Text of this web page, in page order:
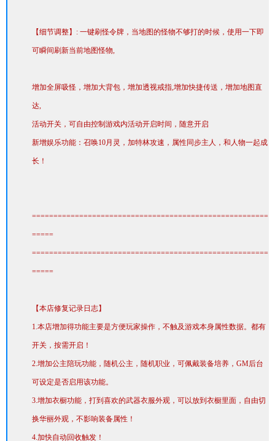
【细节调整】: 一键刷怪令牌，当地图的怪物不够打的时候，使用一下即
可瞬间刷新当前地图怪物,
增加全屏吸怪，增加大背包，增加透视戒指,增加快捷传送，增加地图直
达,
活动开关，可自由控制游戏内活动开启时间，随意开启
新增娱乐功能：召唤10月灵，加特林攻速，属性同步主人，和人物一起成
长！
=======================================================
=====
=======================================================
=====
【本店修复记录日志】
1.本店增加得功能主要是方便玩家操作，不触及游戏本身属性数据。都有
开关，按需开启！
2.增加公主陪玩功能，随机公主，随机职业，可佩戴装备培养，GM后台
可设定是否启用该功能。
3.增加衣橱功能，打到喜欢的武器衣服外观，可以放到衣橱里面，自由切
换华丽外观，不影响装备属性！
4.加快自动回收触发！